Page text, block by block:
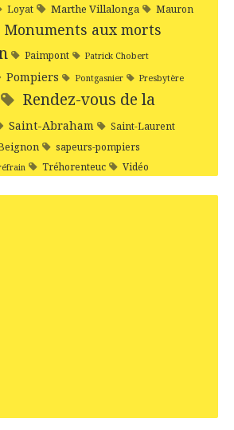
Loyat Marthe Villalonga Mauron
Monuments aux morts
Paimpont Patrick Chobert
Pompiers Pontgasnier Presbytère
Rendez-vous de la
Saint-Abraham Saint-Laurent
sapeurs-pompiers
Tréhorenteuc Vidéo